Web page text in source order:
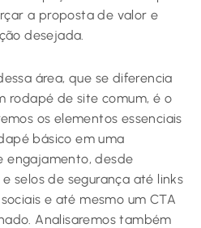
a proposta de valor e
desejada.
área, que se diferencia
rodapé de site comum, é o
os elementos essenciais
básico em uma
engajamento, desde
selos de segurança até links
e até mesmo um CTA
Analisaremos também